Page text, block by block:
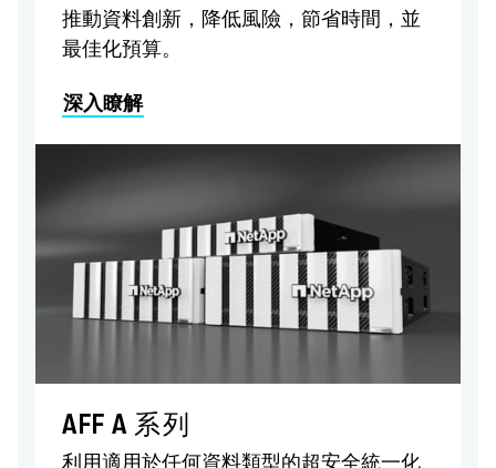
推動資料創新，降低風險，節省時間，並
最佳化預算。
深入瞭解
AFF A 系列
利用適用於任何資料類型的超安全統一化